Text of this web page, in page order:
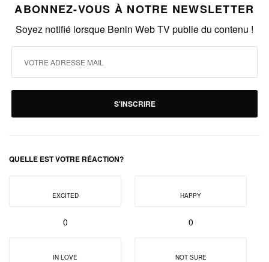
ABONNEZ-VOUS À NOTRE NEWSLETTER
Soyez notifié lorsque Benin Web TV publie du contenu !
S'INSCRIRE
QUELLE EST VOTRE RÉACTION?
EXCITED
0
HAPPY
0
IN LOVE NOT SURE